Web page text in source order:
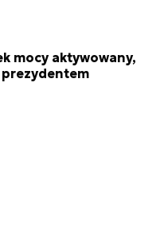
mocy aktywowany,